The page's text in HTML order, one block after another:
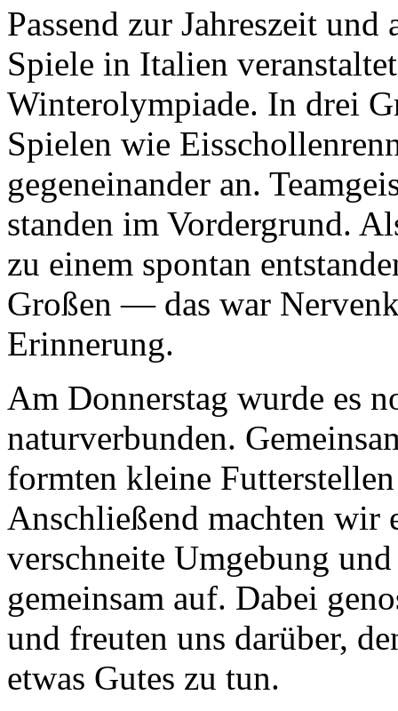
Passend zur Jahreszeit
Spiele in Italien
Winterolympiade. In drei
Spielen wie
gegeneinander an.
standen im Vordergrund.
zu einem spontan
Großen — das war
Erinnerung.
Am Donnerstag wurde es
naturverbunden.
formten kleine
Anschließend machten wir
verschneite Umgebung
gemeinsam auf. Dabei
und freuten uns darüber,
etwas Gutes zu tun.